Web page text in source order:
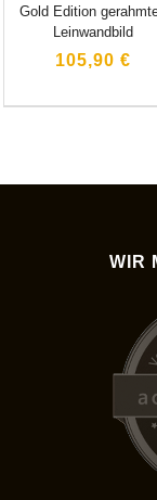
Gold Edition
Leinwandbild
105,90 €
WIR